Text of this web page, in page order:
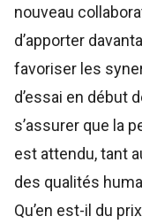
nouveau
d’apporter
favoriser les
d’essai en début
s’assurer que la
est attendu, tant
des qualités
Qu’en est-il du